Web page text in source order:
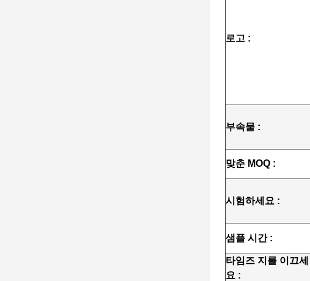
로고 :
부속물 :
맞춘 MOQ :
시험하세요 :
샘플 시간 :
타임즈 지를 이끄세
요 :